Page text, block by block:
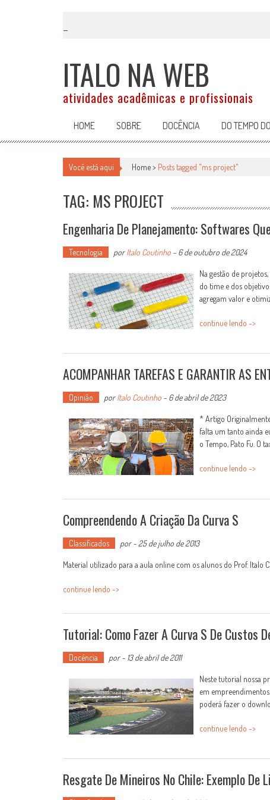
ITALO NA WEB
atividades acadêmicas e profissionais
HOME SOBRE DOCÊNCIA DO TEMPO
Você está aqui Home > Posts tagged "ms project"
TAG: MS PROJECT
Engenharia De Planejamento: Softwares
Tecnologia porItalo Coutinho - 6 de outubro de 2024
Na gestão de
do time e dos
agregam valor e
continue lendo ->
ACOMPANHAR TAREFAS E GARANTIR AS
Opinião porItalo Coutinho - 6 de abril de 2023
* Artigo
falta um tanto ainda
o Tempo, Pato Fu. O
continue lendo ->
Compreendendo A Criação Da Curva S
Classificados por-25 de julho de 2013
Material utilizado para a aula online com os alunos do Prof. Italo
continue lendo ->
Tutorial: Como Fazer A Curva S De Custos
Docência por- 13 de abril de 2011
Neste tutorial nossa
em
poderá fazer o
continue lendo ->
Resgate De Mineiros No Chile: Exemplo De